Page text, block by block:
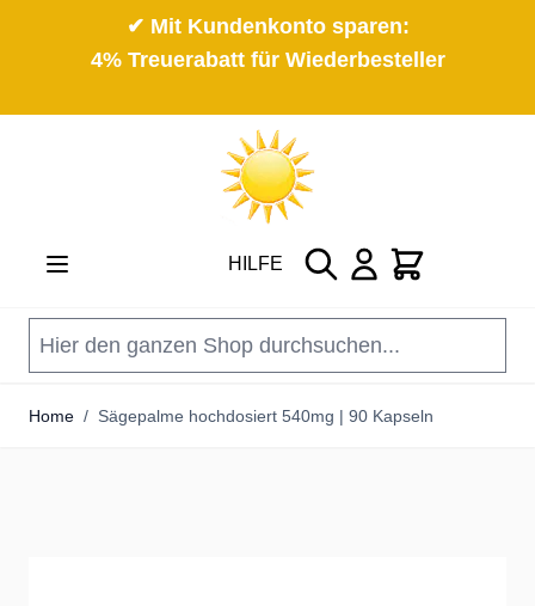
✔ Mit Kundenkonto sparen:
4% Treuerabatt für Wiederbesteller
HILFE Suche Cart
Home / Sägepalme hochdosiert 540mg | 90 Kapseln